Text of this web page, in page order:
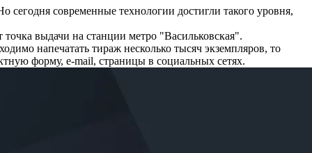
современные технологии достигли такого уровня,
напечатать тираж несколько тысяч экземпляров, то
вы­дачи на стан­ции ме­тро "Василь­ков­ская".
форму, e-mail, стра­­ни­цы в социальных сетях.